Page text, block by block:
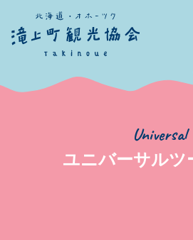
Universal
ユニバーサルツ